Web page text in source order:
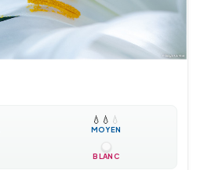
💧 💧 💧
MOYEN
BLANC